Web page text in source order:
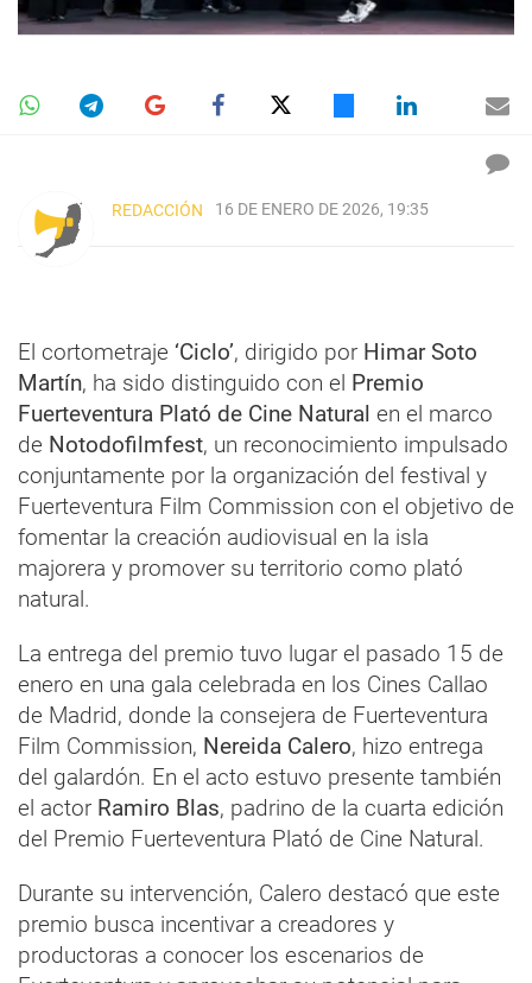
REDACCIÓN 16 DE ENERO DE 2026, 19:35
El cortometraje ‘Ciclo’, dirigido por Himar Soto
Martín, ha sido distinguido con el Premio
Fuerteventura Plató de Cine Natural en el marco
de Notodofilmfest, un reconocimiento impulsado
conjuntamente por la organización del festival y
Fuerteventura Film Commission con el objetivo de
fomentar la creación audiovisual en la isla
majorera y promover su territorio como plató
natural.
La entrega del premio tuvo lugar el pasado 15 de
enero en una gala celebrada en los Cines Callao
de Madrid, donde la consejera de Fuerteventura
Film Commission, Nereida Calero, hizo entrega
del galardón. En el acto estuvo presente también
el actor Ramiro Blas, padrino de la cuarta edición
del Premio Fuerteventura Plató de Cine Natural.
Durante su intervención, Calero destacó que este
premio busca incentivar a creadores y
productoras a conocer los escenarios de